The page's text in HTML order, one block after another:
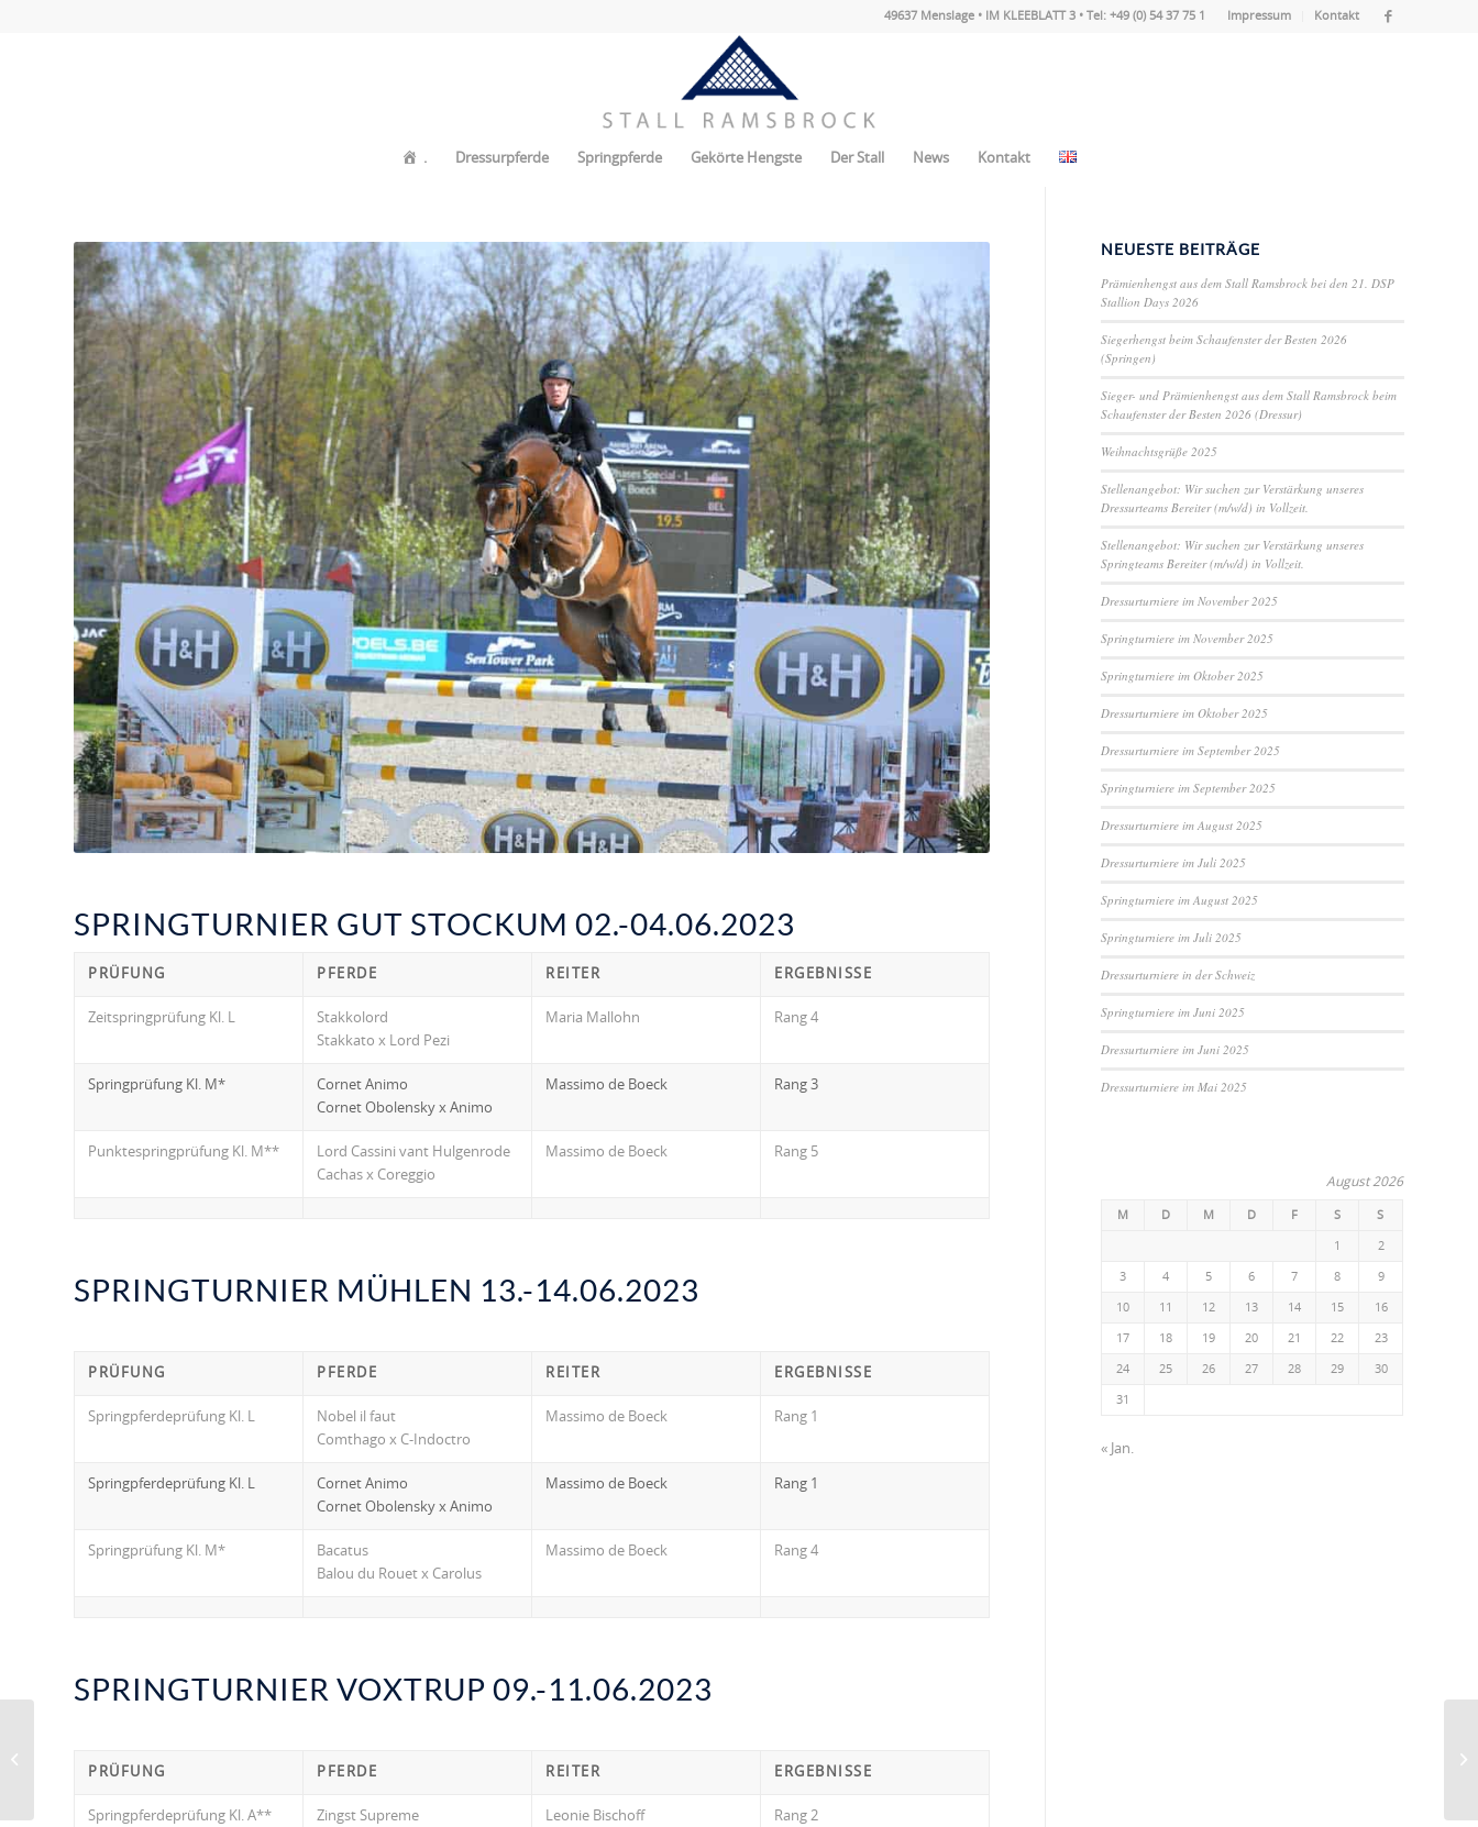
Impressum Kontakt
49637 Menslage • IM KLEEBLATT 3 • Tel: +49 (0) 54 37 75 1
. Dressurpferde Springpferde Gekörte Hengste Der Stall News Kontakt
SPRINGTURNIER GUT STOCKUM 02.-04.06.2023
PRÜFUNG PFERDE REITER ERGEBNISSE
Zeitspringprüfung Kl. L
Stakkolord
Stakkato x Lord Pezi
Maria Mallohn Rang 4
Springprüfung Kl. M*
Cornet Animo
Cornet Obolensky x Animo
Massimo de Boeck Rang 3
Punktespringprüfung Kl. M**
Lord Cassini vant Hulgenrode
Cachas x Coreggio
Massimo de Boeck Rang 5
SPRINGTURNIER MÜHLEN 13.-14.06.2023
PRÜFUNG PFERDE REITER ERGEBNISSE
Springpferdeprüfung Kl. L
Nobel il faut
Comthago x C-Indoctro
Massimo de Boeck Rang 1
Springpferdeprüfung Kl. L
Cornet Animo
Cornet Obolensky x Animo
Massimo de Boeck Rang 1
Springprüfung Kl. M*
Bacatus
Balou du Rouet x Carolus
Massimo de Boeck Rang 4
SPRINGTURNIER VOXTRUP 09.-11.06.2023
PRÜFUNG PFERDE REITER ERGEBNISSE
Springpferdeprüfung Kl. A**
Zingst Supreme
Leonie Bischoff Rang 2
NEUESTE BEITRÄGE
Prämienhengst aus dem Stall Ramsbrock bei den 21. DSP
Stallion Days 2026
Siegerhengst beim Schaufenster der Besten 2026
(Springen)
Sieger- und Prämienhengst aus dem Stall Ramsbrock beim
Schaufenster der Besten 2026 (Dressur)
Weihnachtsgrüße 2025
Stellenangebot: Wir suchen zur Verstärkung unseres
Dressurteams Bereiter (m/w/d) in Vollzeit.
Stellenangebot: Wir suchen zur Verstärkung unseres
Springteams Bereiter (m/w/d) in Vollzeit.
Dressurturniere im November 2025
Springturniere im November 2025
Springturniere im Oktober 2025
Dressurturniere im Oktober 2025
Dressurturniere im September 2025
Springturniere im September 2025
Dressurturniere im August 2025
Dressurturniere im Juli 2025
Springturniere im August 2025
Springturniere im Juli 2025
Dressurturniere in der Schweiz
Springturniere im Juni 2025
Dressurturniere im Juni 2025
Dressurturniere im Mai 2025
August 2026
M D M D F S S
1 2
3 4 5 6 7 8 9
10 11 12 13 14 15 16
17 18 19 20 21 22 23
24 25 26 27 28 29 30
31
« Jan.
Dressurturniere im Juni